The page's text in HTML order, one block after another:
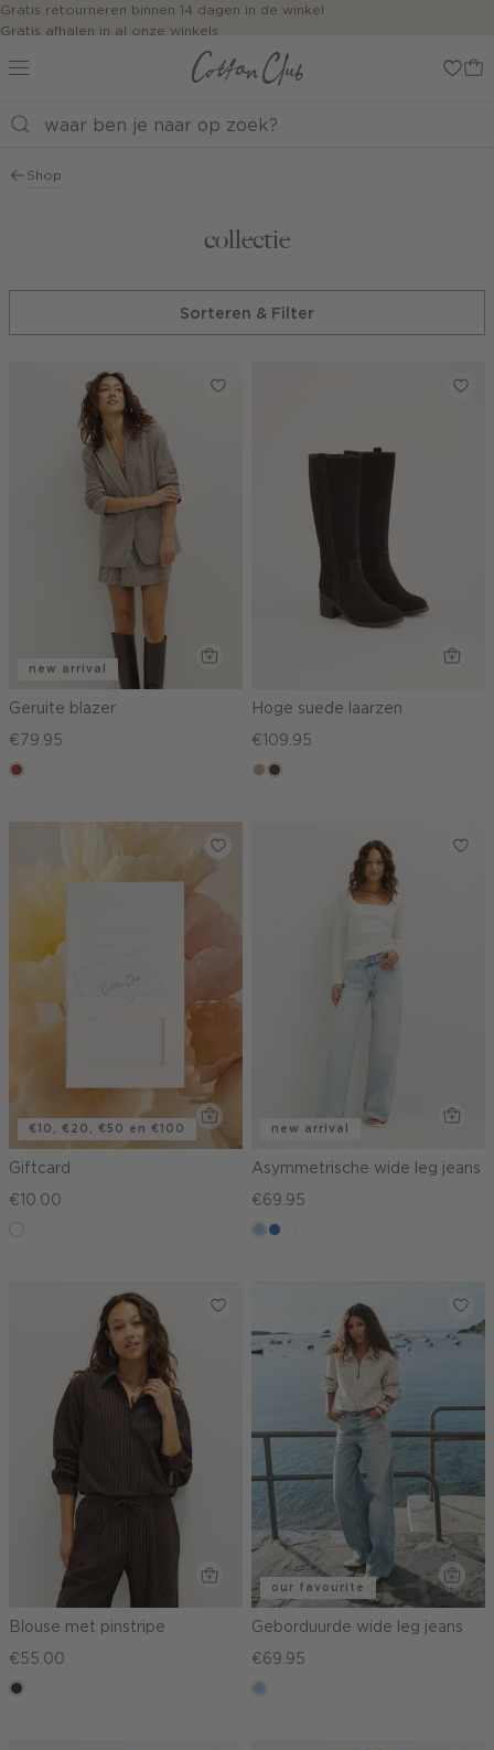
Navigeer
direct naar
hoofdinhoud
zoekbalk
direct
Gratis retourneren binnen 14 dagen in de winkel
Gratis afhalen in al onze winkels
Jouw bestelling wordt binnen 1 tot 5 dagen bezorgd
Betaal zoals jij wilt: o.a. iDEAL | Wero, Riverty, Apple pay & creditcard
Shop
collectie
Sorteren & Filter
new arrival
Geruite blazer
€79.95
bruin
Hoge suede laarzen
€109.95
zanddonkerbruin
€10, €20, €50 en €100
Giftcard
€10.00
new arrival
Asymmetrische wide leg jeans
€69.95
blauw,
blauw,
Blouse met pinstripe
€55.00
choco
our favourite
Geborduurde wide leg jeans
€69.95
blauw,